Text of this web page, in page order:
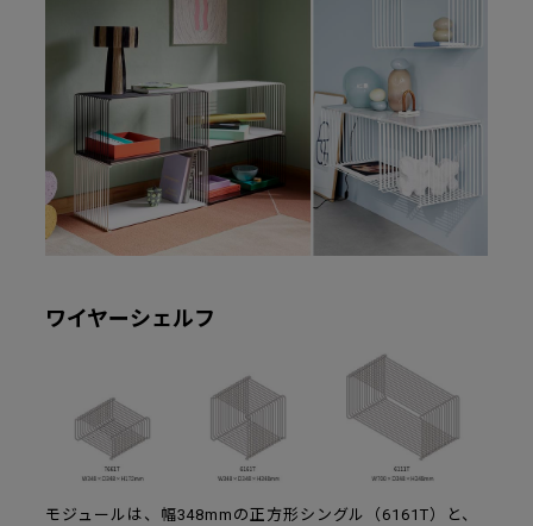
ワイヤーシェルフ
モジュールは、幅348mmの正方形シングル（6161T）と、